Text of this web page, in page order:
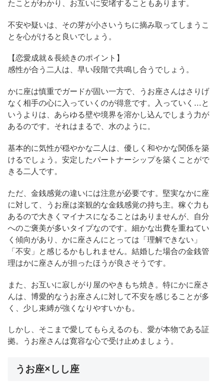
たことがわかり、お互いに安堵することもあります。
不安や疑いは、その芽が小さいうちに摘み取ってしまうこ
とを心がけると良いでしょう。
【恋愛成就＆長続きのポイント】
感性が合う二人は、早い段階で共鳴し合うでしょう。
かに座は慎重でガードが固い一方で、うお座さんはさりげ
なく相手の心に入っていくのが得意です。入っていく…と
いうよりは、あらゆる壁や境界を溶かし込んでしまう力が
あるのです。それはまるで、水のように。
基本的に気性が穏やかな二人は、優しく和やかな関係を築
けるでしょう。安定したパートナーシップを築くことがで
きる二人です。
ただ、金銭感覚の違いには注意が必要です。堅実なかに座
に対して、うお座は楽観的な金銭感覚の持ち主。稼ぐ力も
あるので大きくマイナスになることはありませんが、自分
へのご褒美が多いタイプなのです。細かな出費を重ねてい
く傾向があり、かに座さんにとっては「理解できない」
「不安」と感じるかもしれません。結婚した場合の金銭管
理はかに座さんが担ったほうが良さそうです。
また、お互いに寂しがり屋のやきもち焼き。特にかに座さ
んは、博愛的なうお座さんに対して不安を感じることが多
く、少し束縛が強くなりやすいかも。
しかし、そこまで愛してもらえるのも、愛が本物である証
拠。うお座さんは寛容な心で受け止めましょう。
うお座×しし座